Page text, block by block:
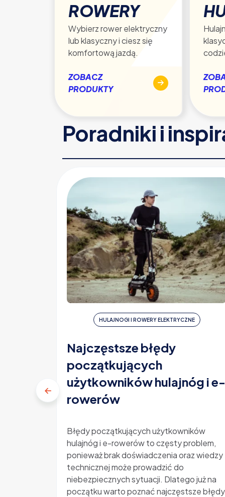
ROWERY
Wybierz rower elektryczny
lub klasyczny i ciesz się
komfortową jazdą.
ZOBACZ
PRODUKTY
Poradniki i
HULAJNOGI I ROWERY ELEKTRYCZNE
Najczęstsze błędy
początkujących
użytkowników hulajnóg i e-
rowerów
Błędy początkujących użytkowników
hulajnóg i e-rowerów to częsty problem,
ponieważ brak doświadczenia oraz wiedzy
technicznej może prowadzić do
niebezpiecznych sytuacji. Dlatego już na
początku warto poznać najczęstsze